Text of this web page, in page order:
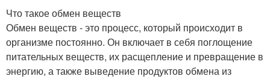
Что такое обмен веществ
Обмен веществ - это процесс, который происходит в
организме постоянно. Он включает в себя поглощение
питательных веществ, их расщепление и превращение в
энергию, а также выведение продуктов обмена из